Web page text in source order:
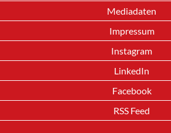
Mediadaten
Impressum
Instagram
LinkedIn
Facebook
RSS Feed